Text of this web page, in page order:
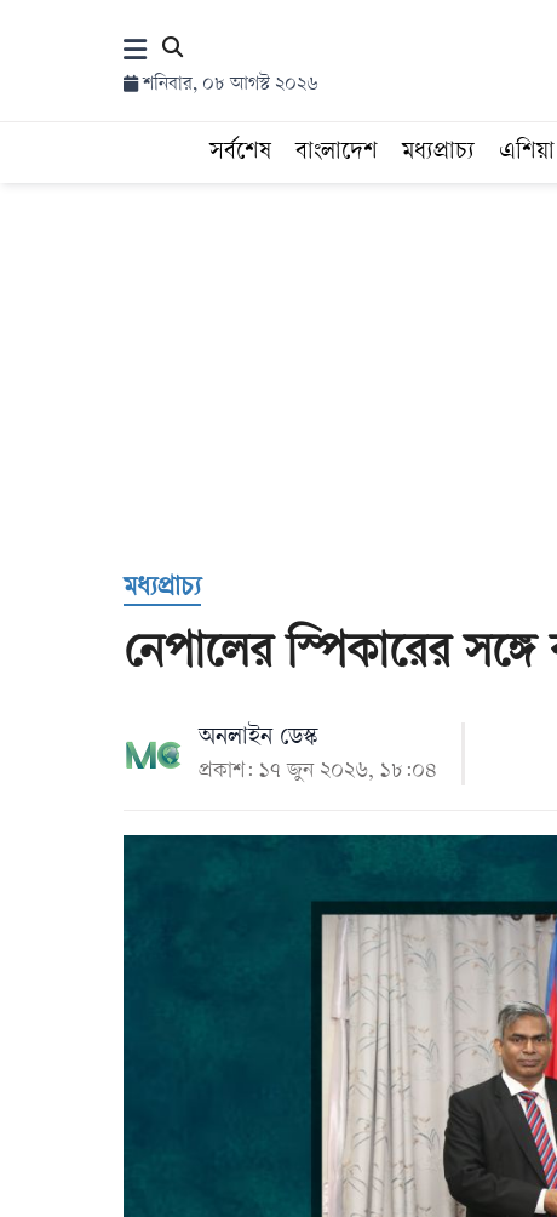
শনিবার, ০৮ আগস্ট ২০২৬
সর্বশেষ বাংলাদেশ মধ্যপ্রাচ্য এশিয়া
মধ্যপ্রাচ্য
নেপালের স্পিকারের সঙ্গে
অনলাইন ডেস্ক
প্রকাশ: ১৭ জুন ২০২৬, ১৮:০৪